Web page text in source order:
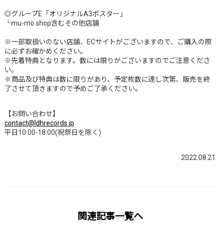
◎グループE「オリジナルA3ポスター」
└mu-mo shop含むその他店舗
※一部取扱いのない店舗、ECサイトがございますので、ご購入の際
に必ずお確かめください。
※先着特典となります。数には限りがございますのでご注意くださ
い。
※商品及び特典は数に限りがあり、予定枚数に達し次第、販売を終
了させて頂きますので予めご了承ください。
【お問い合わせ】
contact@ldhrecords.jp
平日10:00-18:00(祝祭日を除く)
2022.08.21
関連記事一覧へ